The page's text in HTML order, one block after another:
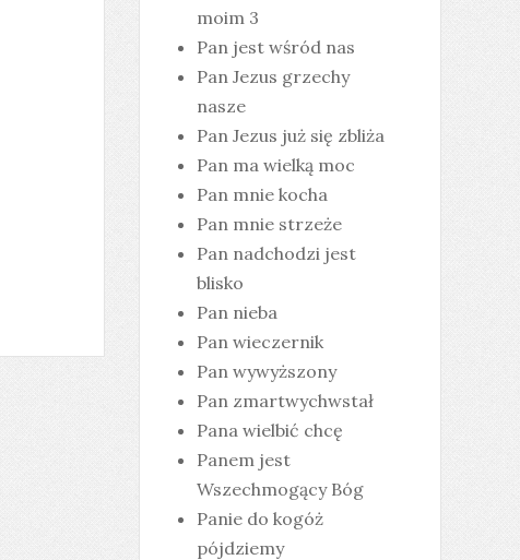
moim 3
Pan jest wśród nas
Pan Jezus grzechy
nasze
Pan Jezus już się zbliża
Pan ma wielką moc
Pan mnie kocha
Pan mnie strzeże
Pan nadchodzi jest
blisko
Pan nieba
Pan wieczernik
Pan wywyższony
Pan zmartwychwstał
Pana wielbić chcę
Panem jest
Wszechmogący Bóg
Panie do kogóż
pójdziemy